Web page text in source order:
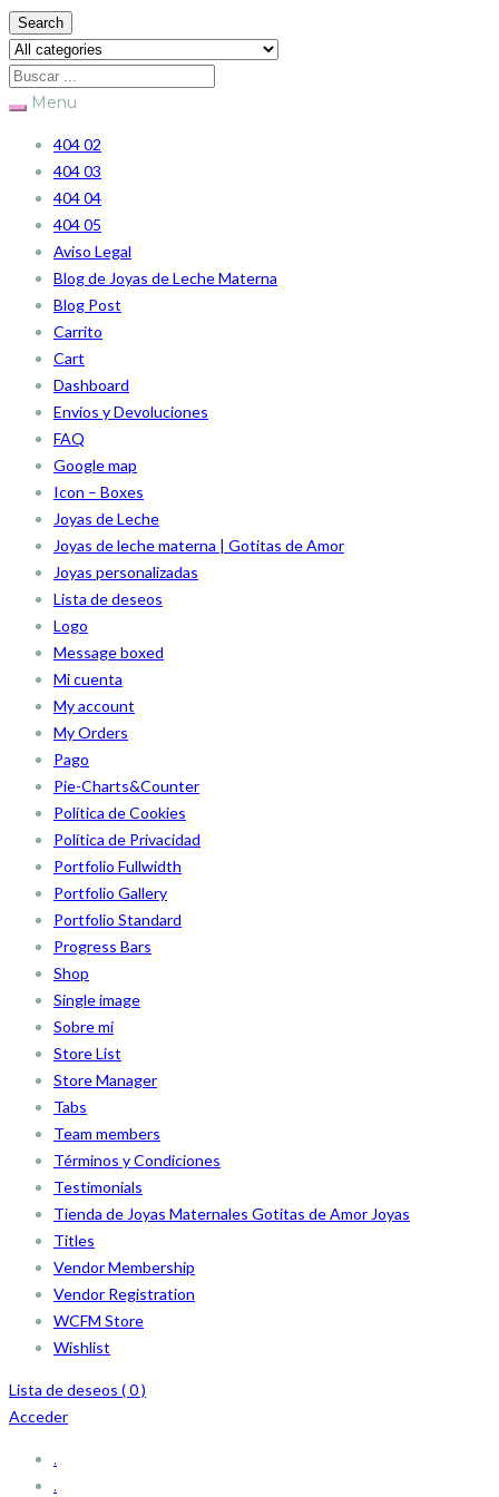
Search
Menu
404 02
404 03
404 04
404 05
Aviso Legal
Blog de Joyas de Leche Materna
Blog Post
Carrito
Cart
Dashboard
Envíos y Devoluciones
FAQ
Google map
Icon – Boxes
Joyas de Leche
Joyas de leche materna | Gotitas de Amor
Joyas personalizadas
Lista de deseos
Logo
Message boxed
Mi cuenta
My account
My Orders
Pago
Pie-Charts&Counter
Política de Cookies
Política de Privacidad
Portfolio Fullwidth
Portfolio Gallery
Portfolio Standard
Progress Bars
Shop
Single image
Sobre mí
Store List
Store Manager
Tabs
Team members
Términos y Condiciones
Testimonials
Tienda de Joyas Maternales Gotitas de Amor Joyas
Titles
Vendor Membership
Vendor Registration
WCFM Store
Wishlist
Lista de deseos (0)
Acceder
.
.